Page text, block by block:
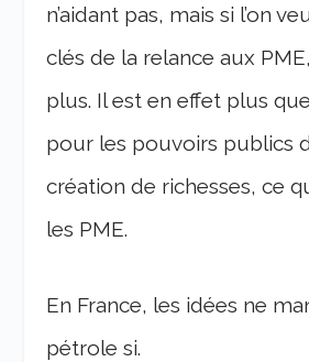
n’aidant pas, mais si l’on
clés de la relance aux
plus. Il est en effet plus
pour les pouvoirs publics
création de richesses, ce
les PME.
En France, les idées ne
pétrole si.